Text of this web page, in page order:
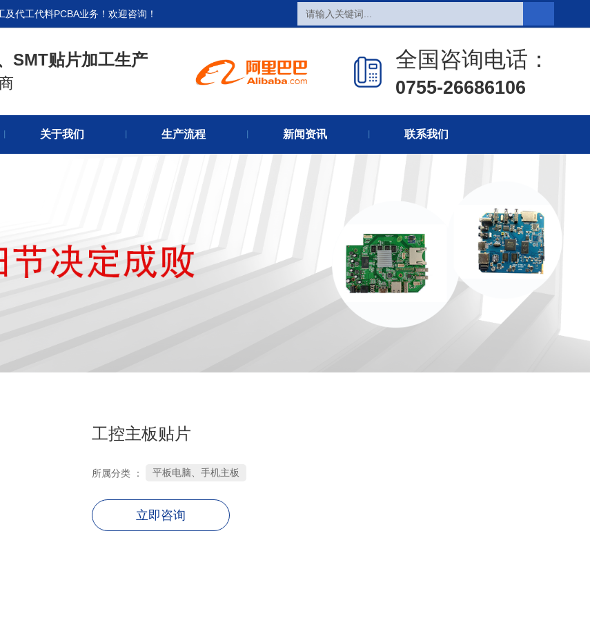
热销产品 新闻在线
关于我们
代工代料PCBA业务！欢迎咨询！
SMT贴片加工生产 全国咨询电话：
0755-26686106
关于我们 生产流程 新闻资讯 联系我们
工控主板贴片
所属分类 ： 平板电脑、手机主板
立即咨询